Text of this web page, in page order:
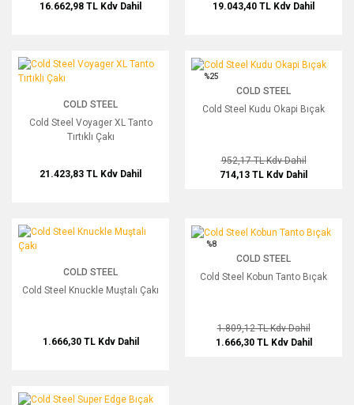
16.662,98 TL Kdv Dahil 19.043,40 TL Kdv Dahil
Cold Steel Voyager XL Tanto Tırtıklı Çakı
COLD STEEL
Cold Steel Voyager XL Tanto
Tırtıklı Çakı
21.423,83 TL Kdv Dahil
Cold Steel Kudu Okapi Bıçak
%25
COLD STEEL
Cold Steel Kudu Okapi Bıçak
952,17 TLKdv Dahil
714,13 TL Kdv Dahil
Cold Steel Knuckle Muştalı Çakı
COLD STEEL
Cold Steel Knuckle Muştalı Çakı
1.666,30 TL Kdv Dahil
Cold Steel Kobun Tanto Bıçak
%8
COLD STEEL
Cold Steel Kobun Tanto Bıçak
1.809,12 TLKdv Dahil
1.666,30 TL Kdv Dahil
Cold Steel Super Edge Bıçak Klon